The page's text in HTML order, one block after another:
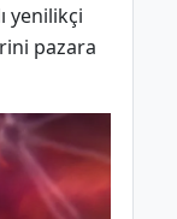
yenilikçi
pazara